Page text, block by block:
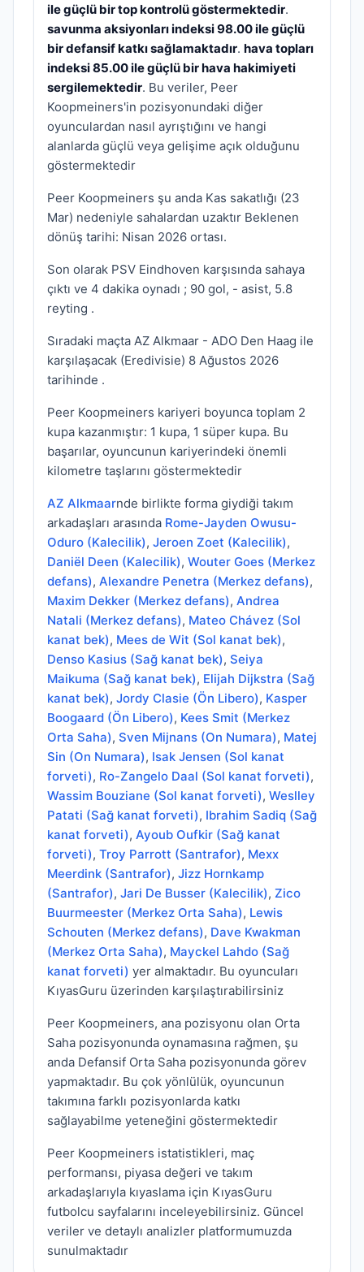
ile güçlü bir top kontrolü göstermektedir.
savunma aksiyonları indeksi 98.00 ile güçlü
bir defansif katkı sağlamaktadır. hava topları
indeksi 85.00 ile güçlü bir hava hakimiyeti
sergilemektedir. Bu veriler, Peer
Koopmeiners'in pozisyonundaki diğer
oyunculardan nasıl ayrıştığını ve hangi
alanlarda güçlü veya gelişime açık olduğunu
göstermektedir
Peer Koopmeiners şu anda Kas sakatlığı (23
Mar) nedeniyle sahalardan uzaktır Beklenen
dönüş tarihi: Nisan 2026 ortası.
Son olarak PSV Eindhoven karşısında sahaya
çıktı ve 4 dakika oynadı ; 90 gol, - asist, 5.8
reyting .
Sıradaki maçta AZ Alkmaar - ADO Den Haag ile
karşılaşacak (Eredivisie) 8 Ağustos 2026
tarihinde .
Peer Koopmeiners kariyeri boyunca toplam 2
kupa kazanmıştır: 1 kupa, 1 süper kupa. Bu
başarılar, oyuncunun kariyerindeki önemli
kilometre taşlarını göstermektedir
AZ Alkmaarnde birlikte forma giydiği takım
arkadaşları arasında Rome-Jayden Owusu-
Oduro (Kalecilik), Jeroen Zoet (Kalecilik),
Daniël Deen (Kalecilik), Wouter Goes (Merkez
defans), Alexandre Penetra (Merkez defans),
Maxim Dekker (Merkez defans), Andrea
Natali (Merkez defans), Mateo Chávez (Sol
kanat bek), Mees de Wit (Sol kanat bek),
Denso Kasius (Sağ kanat bek), Seiya
Maikuma (Sağ kanat bek), Elijah Dijkstra (Sağ
kanat bek), Jordy Clasie (Ön Libero), Kasper
Boogaard (Ön Libero), Kees Smit (Merkez
Orta Saha), Sven Mijnans (On Numara), Matej
Sin (On Numara), Isak Jensen (Sol kanat
forveti), Ro-Zangelo Daal (Sol kanat forveti),
Wassim Bouziane (Sol kanat forveti), Weslley
Patati (Sağ kanat forveti), Ibrahim Sadiq (Sağ
kanat forveti), Ayoub Oufkir (Sağ kanat
forveti), Troy Parrott (Santrafor), Mexx
Meerdink (Santrafor), Jizz Hornkamp
(Santrafor), Jari De Busser (Kalecilik), Zico
Buurmeester (Merkez Orta Saha), Lewis
Schouten (Merkez defans), Dave Kwakman
(Merkez Orta Saha), Mayckel Lahdo (Sağ
kanat forveti) yer almaktadır. Bu oyuncuları
KıyasGuru üzerinden karşılaştırabilirsiniz
Peer Koopmeiners, ana pozisyonu olan Orta
Saha pozisyonunda oynamasına rağmen, şu
anda Defansif Orta Saha pozisyonunda görev
yapmaktadır. Bu çok yönlülük, oyuncunun
takımına farklı pozisyonlarda katkı
sağlayabilme yeteneğini göstermektedir
Peer Koopmeiners istatistikleri, maç
performansı, piyasa değeri ve takım
arkadaşlarıyla kıyaslama için KıyasGuru
futbolcu sayfalarını inceleyebilirsiniz. Güncel
veriler ve detaylı analizler platformumuzda
sunulmaktadır